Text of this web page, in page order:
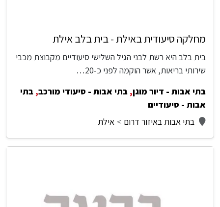
מחלקה סיעודית באילת - בית בלב אילת
בית בלב היא רשת לבני הגיל השלישי סיעודיים מקבוצת מכבי
שירותי בריאות, אשר הוקמה לפני כ-20…
בתי אבות - דיור מוגן, בתי אבות - סיעודי מורכב, בתי
אבות - סיעודיים
בתי אבות באיזור דרום
אילת